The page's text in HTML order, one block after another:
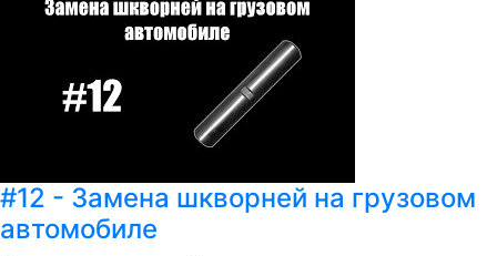
#12 - Замена шкворней на грузовом
автомобиле